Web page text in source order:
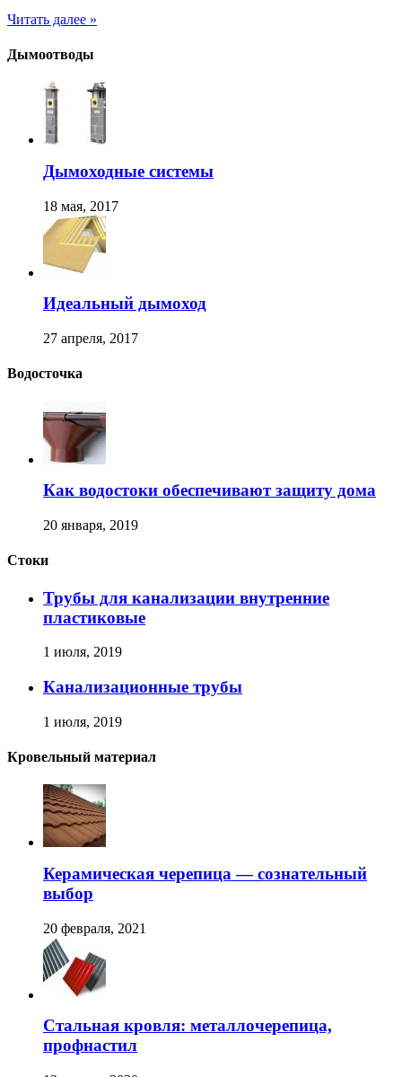
Читать далее »
Дымоотводы
Дымоходные системы
18 мая, 2017
Идеальный дымоход
27 апреля, 2017
Водосточка
Как водостоки обеспечивают защиту дома
20 января, 2019
Стоки
Трубы для канализации внутренние
пластиковые
1 июля, 2019
Канализационные трубы
1 июля, 2019
Кровельный материал
Керамическая черепица — сознательный
выбор
20 февраля, 2021
Стальная кровля: металлочерепица,
профнастил